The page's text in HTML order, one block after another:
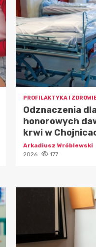
PROFILAKTYKA I
Odznaczenia
honorowych
krwi w
Arkadiusz Wróblewski
2026
177